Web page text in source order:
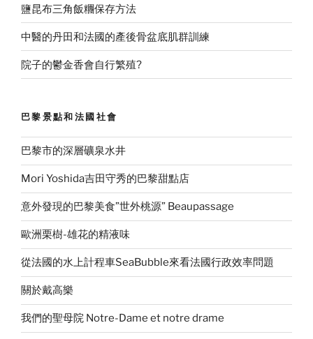
鹽昆布三角飯糰保存方法
中醫的丹田和法國的產後骨盆底肌群訓練
院子的鬱金香會自行繁殖?
巴黎景點和法國社會
巴黎市的深層礦泉水井
Mori Yoshida吉田守秀的巴黎甜點店
意外發現的巴黎美食”世外桃源” Beaupassage
歐洲栗樹-雄花的精液味
從法國的水上計程車SeaBubble來看法國行政效率問題
關於戴高樂
我們的聖母院 Notre-Dame et notre drame